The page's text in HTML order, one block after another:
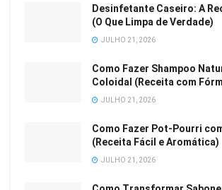
Desinfetante Caseiro: A
(O Que Limpa de Verdade)
JULHO 21, 2026
Como Fazer Shampoo
Coloidal (Receita com
JULHO 21, 2026
Como Fazer Pot-Pourri
(Receita Fácil e Aromática)
JULHO 21, 2026